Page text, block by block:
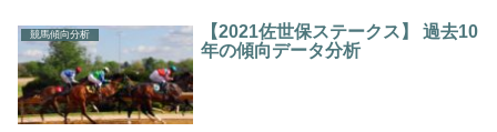
競馬傾向分析
【2021佐世保ステークス】 過去10
年の傾向データ分析